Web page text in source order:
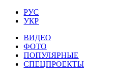
РУС
УКР
ВИДЕО
ФОТО
ПОПУЛЯРНЫЕ
СПЕЦПРОЕКТЫ